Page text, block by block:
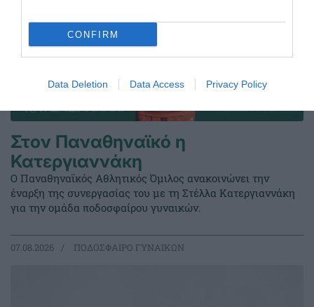
CONFIRM
Data Deletion Data Access Privacy Policy
Στον Παναθηναϊκό η
Κατεργιαννάκη
Ο Παναθηναϊκός Αθλητικός Όμιλος ανακοινώνει την
έναρξη της συνεργασίας του με τη Στέλλα Κατεργιαννάκη
για την ομάδα ποδοσφαίρου γυναικών.
07.08.2026 ΠΟΔΟΣΦΑΙΡΟ ΓΥΝΑΙΚΩΝ